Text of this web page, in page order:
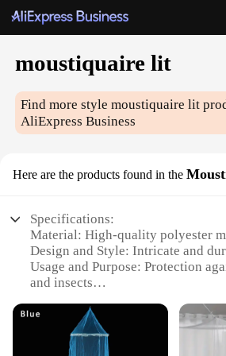
moustiquaire lit
Find more stylemoustiquaire lit
AliExpress Business
Here are the products found in the
Specifications:
Material: High-quality polyester
Design and Style: Intricate and
Usage and Purpose: Protection
and insects
bedrooms, outdoor settings, and
Shape or Size or Weight or
variety of sizes to fit different bed